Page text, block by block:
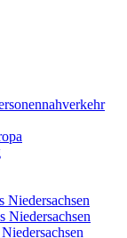
Niedersachsen
Niedersachsen